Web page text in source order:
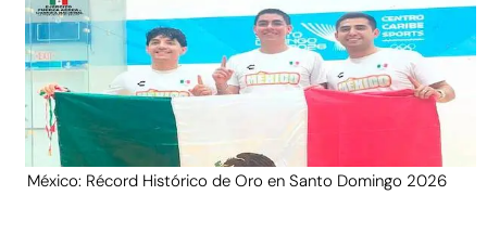
México: Récord Histórico de Oro en Santo Domingo 2026